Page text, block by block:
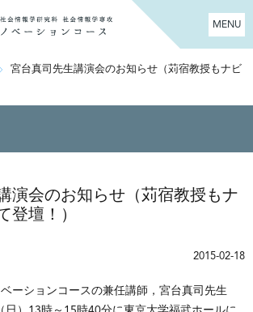
MENU
宮台真司先生講演会のお知らせ（苅宿教授もナビ
演会のお知らせ（苅宿教授もナ
登壇！）
2015-02-18
ーションコースの兼任講師，宮台真司先生